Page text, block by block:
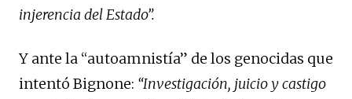
injerencia del Estado”.
Y ante la “autoamnistía” de los genocidas que
intentó Bignone: “Investigación, juicio y castigo